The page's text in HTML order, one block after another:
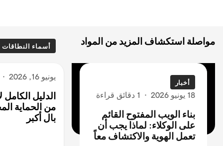
مواصلة استكشاف المزيد من المواد
أخبار
18 يونيو 2026 · 1 دقائق قراءة
بناء الويب المفتوح القائم
على الوكلاء: لماذا يجب أن
تعمل الهوية والاكتشاف معاً
أسماء النطاقات
يونيو 16, 2026 ·
الدليل
من الحماية
بال أكبر